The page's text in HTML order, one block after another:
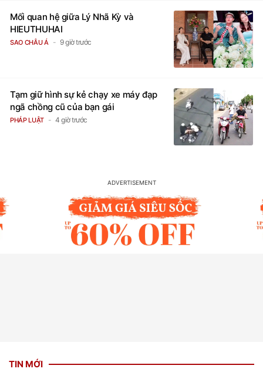
Mối quan hệ giữa Lý Nhã Kỳ và
HIEUTHUHAI
SAO CHÂU Á 9 giờ trước
Tạm giữ hình sự kẻ chạy xe máy đạp
ngã chồng cũ của bạn gái
PHÁP LUẬT 4 giờ trước
TIN MỚI